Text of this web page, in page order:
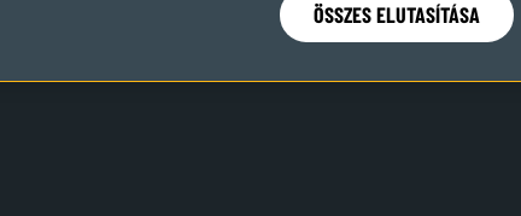
ÖSSZES ELUTASÍTÁSA